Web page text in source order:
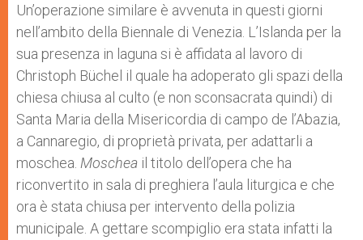
Un’operazione similare è avvenuta in questi giorni
nell’ambito della Biennale di Venezia. L’Islanda per la
sua presenza in laguna si è affidata al lavoro di
Christoph Büchel il quale ha adoperato gli spazi della
chiesa chiusa al culto (e non sconsacrata quindi) di
Santa Maria della Misericordia di campo de l’Abazia,
a Cannaregio, di proprietà privata, per adattarli a
moschea. Moschea il titolo dell’opera che ha
riconvertito in sala di preghiera l’aula liturgica e che
ora è stata chiusa per intervento della polizia
municipale. A gettare scompiglio era stata infatti la